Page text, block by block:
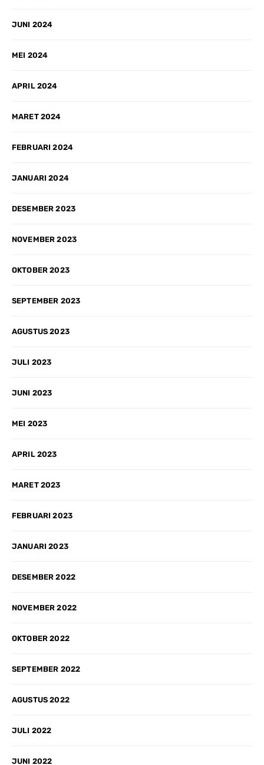
JUNI 2024
MEI 2024
APRIL 2024
MARET 2024
FEBRUARI 2024
JANUARI 2024
DESEMBER 2023
NOVEMBER 2023
OKTOBER 2023
SEPTEMBER 2023
AGUSTUS 2023
JULI 2023
JUNI 2023
MEI 2023
APRIL 2023
MARET 2023
FEBRUARI 2023
JANUARI 2023
DESEMBER 2022
NOVEMBER 2022
OKTOBER 2022
SEPTEMBER 2022
AGUSTUS 2022
JULI 2022
JUNI 2022